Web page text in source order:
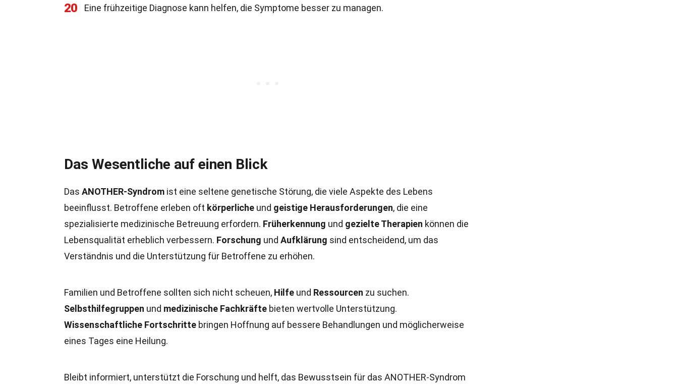
20 Eine frühzeitige Diagnose kann helfen, die Symptome besser zu managen.
Das Wesentliche auf einen Blick
Das ANOTHER-Syndrom ist eine seltene genetische Störung, die viele Aspekte des Lebens
beeinflusst. Betroffene erleben oft körperliche und geistige Herausforderungen, die eine
spezialisierte medizinische Betreuung erfordern. Früherkennung und gezielte Therapien können die
Lebensqualität erheblich verbessern. Forschung und Aufklärung sind entscheidend, um das
Verständnis und die Unterstützung für Betroffene zu erhöhen.
Familien und Betroffene sollten sich nicht scheuen, Hilfe und Ressourcen zu suchen.
Selbsthilfegruppen und medizinische Fachkräfte bieten wertvolle Unterstützung.
Wissenschaftliche Fortschritte bringen Hoffnung auf bessere Behandlungen und möglicherweise
eines Tages eine Heilung.
Bleibt informiert, unterstützt die Forschung und helft, das Bewusstsein für das ANOTHER-Syndrom